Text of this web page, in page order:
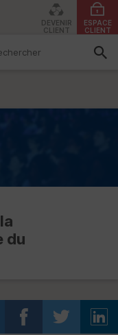
DEVENIR
CLIENT
ESPACE
CLIENT
du